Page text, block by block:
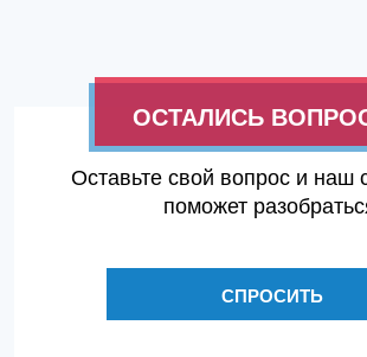
ОСТАЛИСЬ
Оставьте свой вопрос и наш
поможет
СПРОСИТЬ